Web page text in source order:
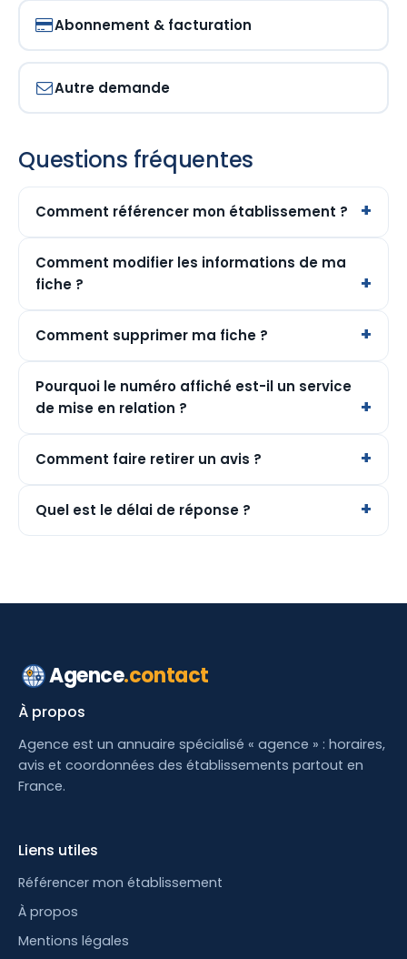
Abonnement & facturation
Autre demande
Questions fréquentes
Comment référencer mon établissement ?
Comment modifier les informations de ma
fiche ?
Comment supprimer ma fiche ?
Pourquoi le numéro affiché est-il un service
de mise en relation ?
Comment faire retirer un avis ?
Quel est le délai de réponse ?
Agence.contact
À propos
Agence est un annuaire spécialisé « agence » : horaires,
avis et coordonnées des établissements partout en
France.
Liens utiles
Référencer mon établissement
À propos
Mentions légales